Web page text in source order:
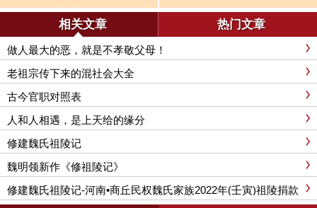
将”
相关文章 热门文章
做人最大的恶，就是不孝敬父母！
老祖宗传下来的混社会大全
古今官职对照表
人和人相遇，是上天给的缘分
修建魏氏祖陵记
魏明领新作《修祖陵记》
修建魏氏祖陵记-河南•商丘民权魏氏家族2022年(壬寅)祖陵捐款
功德榜